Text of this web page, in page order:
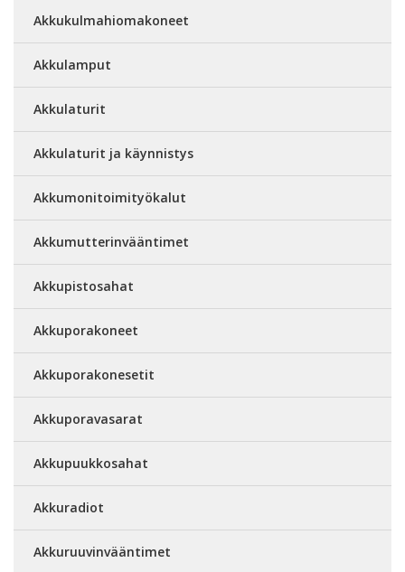
Akkukulmahiomakoneet
Akkulamput
Akkulaturit
Akkulaturit ja käynnistys
Akkumonitoimityökalut
Akkumutterinvääntimet
Akkupistosahat
Akkuporakoneet
Akkuporakonesetit
Akkuporavasarat
Akkupuukkosahat
Akkuradiot
Akkuruuvinvääntimet